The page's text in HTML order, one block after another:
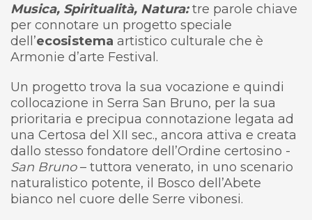
Musica, Spiritualità, Natura:tre parole chiave
per connotare un progetto speciale
dell’ecosistema artistico culturale che è
Armonie d’arte Festival.
Un progetto trova la sua vocazione e quindi
collocazione in Serra San Bruno, per la sua
prioritaria e precipua connotazione legata ad
una Certosa del XII sec., ancora attiva e creata
dallo stesso fondatore dell’Ordine certosino -
San Bruno– tuttora venerato, in uno scenario
naturalistico potente, il Bosco dell’Abete
bianco nel cuore delle Serre vibonesi.